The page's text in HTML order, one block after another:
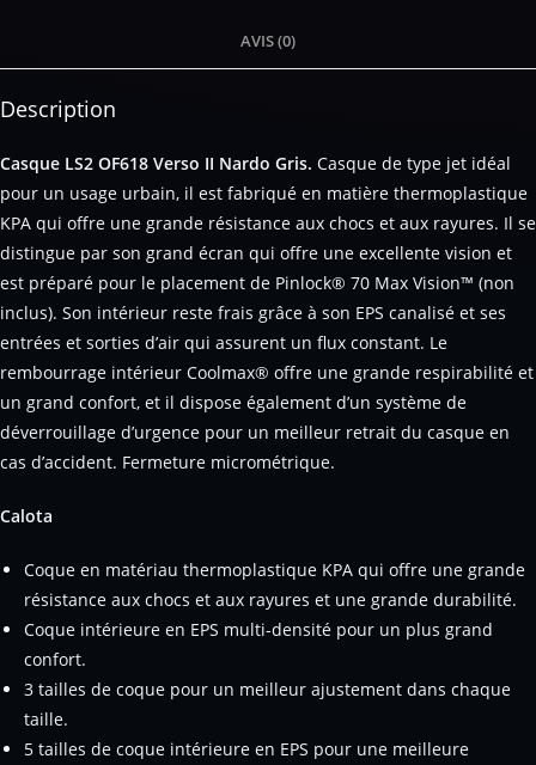
AVIS (0)
Description
Casque LS2 OF618 Verso II Nardo Gris. Casque de type jet idéal
pour un usage urbain, il est fabriqué en matière thermoplastique
KPA qui offre une grande résistance aux chocs et aux rayures. Il se
distingue par son grand écran qui offre une excellente vision et
est préparé pour le placement de Pinlock® 70 Max Vision™ (non
inclus). Son intérieur reste frais grâce à son EPS canalisé et ses
entrées et sorties d’air qui assurent un flux constant. Le
rembourrage intérieur Coolmax® offre une grande respirabilité et
un grand confort, et il dispose également d’un système de
déverrouillage d’urgence pour un meilleur retrait du casque en
cas d’accident. Fermeture micrométrique.
Calota
Coque en matériau thermoplastique KPA qui offre une grande
résistance aux chocs et aux rayures et une grande durabilité.
Coque intérieure en EPS multi-densité pour un plus grand
confort.
3 tailles de coque pour un meilleur ajustement dans chaque
taille.
5 tailles de coque intérieure en EPS pour une meilleure